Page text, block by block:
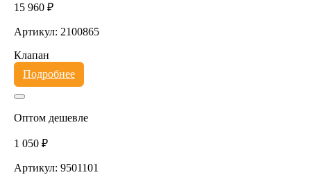
15 960 ₽
Артикул: 2100865
Клапан
Подробнее
Оптом дешевле
1 050 ₽
Артикул: 9501101